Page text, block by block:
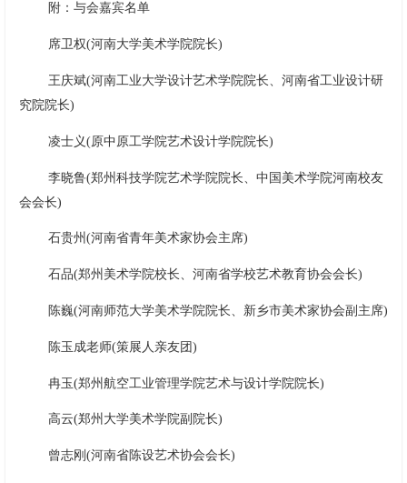
附：与会嘉宾名单
席卫权(河南大学美术学院院长)
王庆斌(河南工业大学设计艺术学院院长、河南省工业设计研
究院院长)
凌士义(原中原工学院艺术设计学院院长)
李晓鲁(郑州科技学院艺术学院院长、中国美术学院河南校友
会会长)
石贵州(河南省青年美术家协会主席)
石品(郑州美术学院校长、河南省学校艺术教育协会会长)
陈巍(河南师范大学美术学院院长、新乡市美术家协会副主席)
陈玉成老师(策展人亲友团)
冉玉(郑州航空工业管理学院艺术与设计学院院长)
高云(郑州大学美术学院副院长)
曾志刚(河南省陈设艺术协会会长)